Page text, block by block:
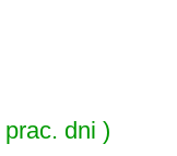
dni )